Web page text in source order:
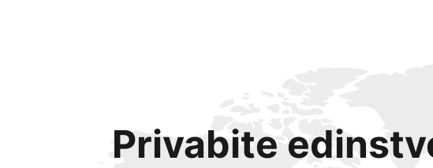
Privabite